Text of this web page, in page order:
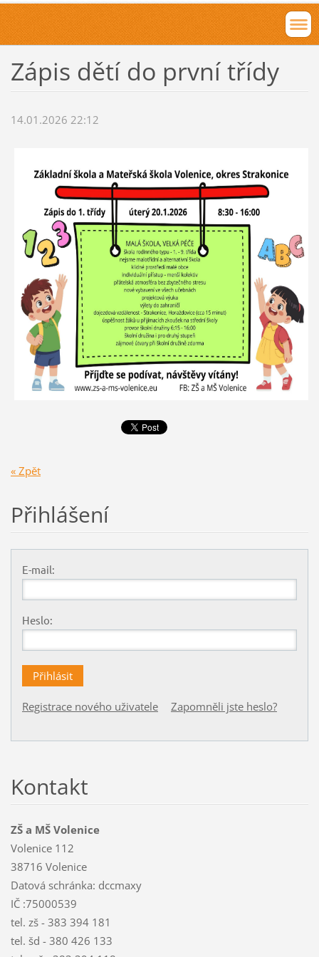
Zápis dětí do první třídy
14.01.2026 22:12
« Zpět
Přihlášení
E-mail:
Heslo:
Registrace nového uživatele Zapomněli jste heslo?
Kontakt
ZŠ a MŠ Volenice
Volenice 112
38716 Volenice
Datová schránka: dccmaxy
IČ :75000539
tel. zš - 383 394 181
tel. šd - 380 426 133